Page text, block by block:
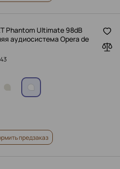
Phantom Ultimate 98dB
аудиосистема Opera de
предзаказ